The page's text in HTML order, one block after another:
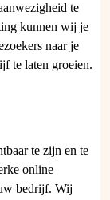
te
kunnen wij je
naar je
te laten groeien.
te zijn en te
online
bedrijf. Wij